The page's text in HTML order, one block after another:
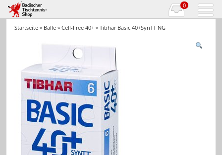
0
Startseite » Bälle »Cell-Free 40+ » Tibhar Basic 40+SynTT NG